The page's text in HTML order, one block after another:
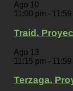
Ago 10
11:00 pm -
Traid.
Ago 13
11:15 pm -
Terzaga.